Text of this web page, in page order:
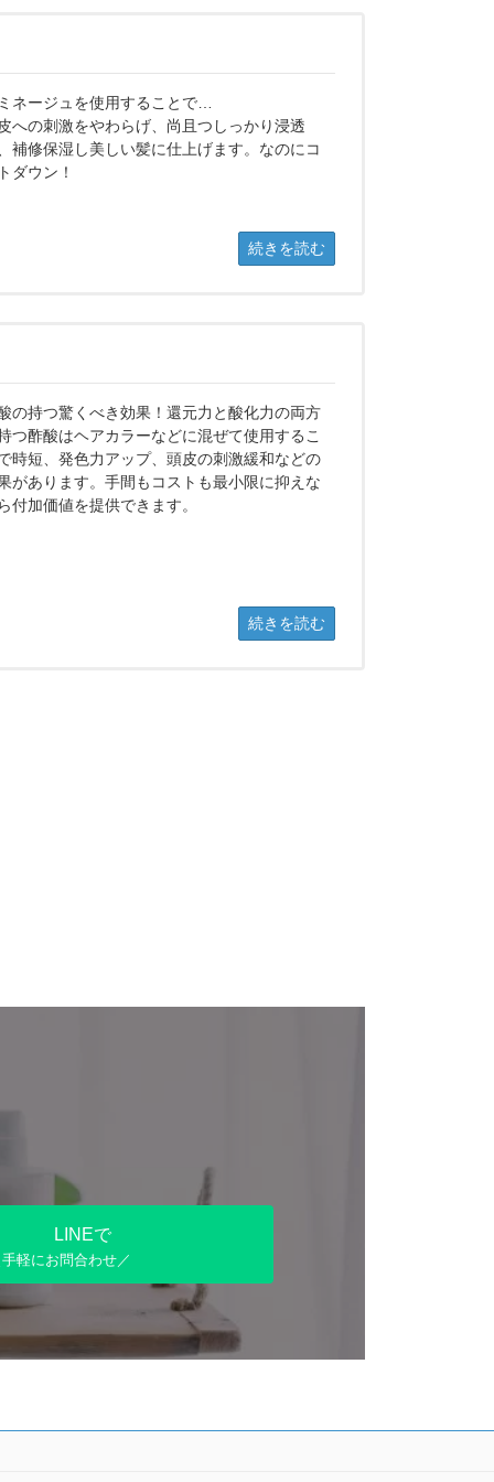
ネージュを使用することで…
への刺激をやわらげ、尚且つしっかり浸透
補修保湿し美しい髪に仕上げます。なのにコ
ダウン！
続きを読む
の持つ驚くべき効果！還元力と酸化力の両方
つ酢酸はヘアカラーなどに混ぜて使用するこ
時短、発色力アップ、頭皮の刺激緩和などの
があります。手間もコストも最小限に抑えな
付加価値を提供できます。
続きを読む
LINEで
軽にお問合わせ／